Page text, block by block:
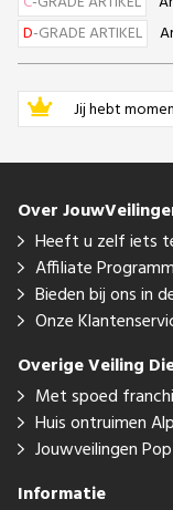
D-GRADE ARTIKEL
Jij hebt
Over
Heeft u zelf iets
Affiliate
Bieden bij ons in
Onze
Overige Veiling
Met spoed
Huis ontruimen
Jouwveilingen
Informatie